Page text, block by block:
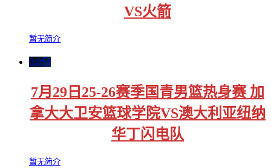
VS火箭
暂无简介
0.0分
7月29日25-26赛季国青男篮热身赛 加
拿大大卫安篮球学院VS澳大利亚纽纳
华丁闪电队
暂无简介